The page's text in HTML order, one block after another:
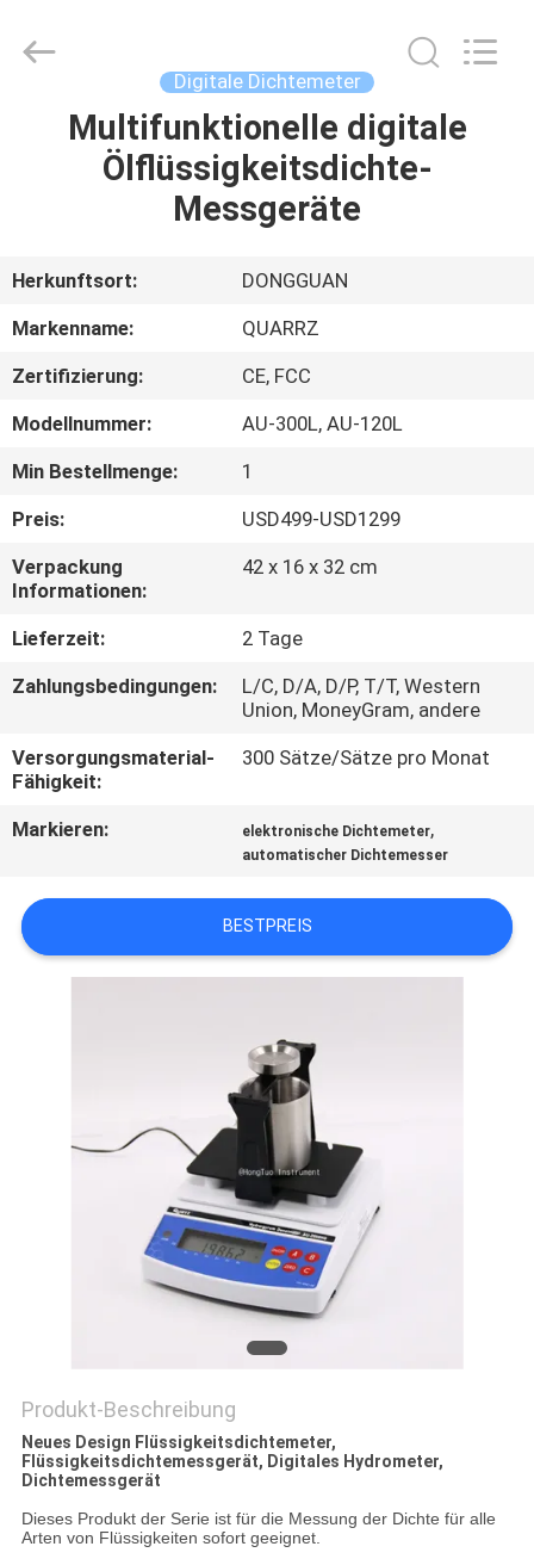
HAUS
ÜBER
UNS
FABRIK-
AUSFLUG
QUALITÄTSKONTROLLE
TRETEN
SIE
MIT
IN
VERBINDUNG
SIE
EIN
ZITAT
PRIVACY
Developed
Digitale Dichtemeter
Multifunktionelle digitale
Ölflüssigkeitsdichte-
Messgeräte
Herkunftsort:
DONGGUAN
Markenname:
QUARRZ
Zertifizierung:
CE, FCC
Modellnummer:
AU-300L, AU-120L
Min Bestellmenge:
1
Preis:
USD499-USD1299
Verpackung
Informationen:
42 x 16 x 32 cm
Lieferzeit:
2 Tage
Zahlungsbedingungen:
L/C, D/A, D/P, T/T, Western
Union, MoneyGram, andere
Versorgungsmaterial-
Fähigkeit:
300 Sätze/Sätze pro Monat
Markieren: elektronische Dichtemeter,
automatischer Dichtemesser
BESTPREIS
Produkt-Beschreibung
Neues Design Flüssigkeitsdichtemeter,
Flüssigkeitsdichtemessgerät, Digitales Hydrometer,
Dichtemessgerät
Dieses Produkt der Serie ist für die Messung der Dichte für alle
Arten von Flüssigkeiten sofort geeignet.